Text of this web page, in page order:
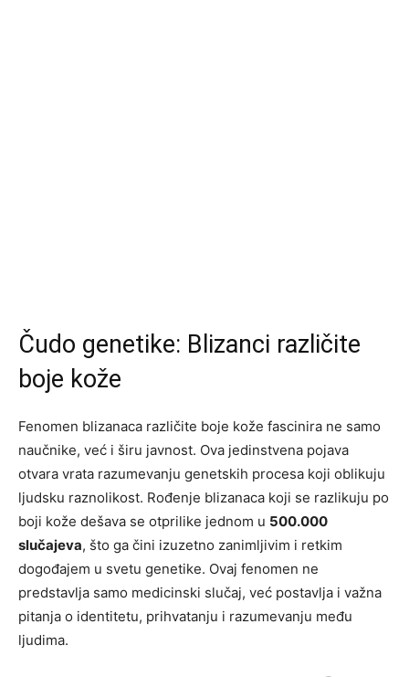
Čudo genetike: Blizanci različite
boje kože
Fenomen blizanaca različite boje kože fascinira ne samo
naučnike, već i širu javnost. Ova jedinstvena pojava
otvara vrata razumevanju genetskih procesa koji oblikuju
ljudsku raznolikost. Rođenje blizanaca koji se razlikuju po
boji kože dešava se otprilike jednom u 500.000
slučajeva, što ga čini izuzetno zanimljivim i retkim
dogođajem u svetu genetike. Ovaj fenomen ne
predstavlja samo medicinski slučaj, već postavlja i važna
pitanja o identitetu, prihvatanju i razumevanju među
ljudima.